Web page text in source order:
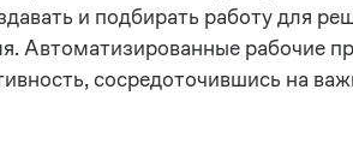
и подбирать работу для
Автоматизированные рабочие
сосредоточившись на